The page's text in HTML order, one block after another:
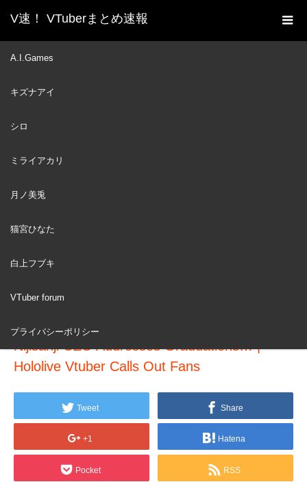
V速！ VTuberまとめ速報
A.I.Games
キズナアイ
シロ
ミライアカリ
月ノ美兎
猫宮ひなた
白上フブキ
VTuber forum
プライバシーポリシー
ホーム
新着動画一覧
30
Nijisanji CEO Addresses Graduations… |
Hololive Vtuber Calls Out Fans
Tweet Share
+1 Hatena
Pocket RSS